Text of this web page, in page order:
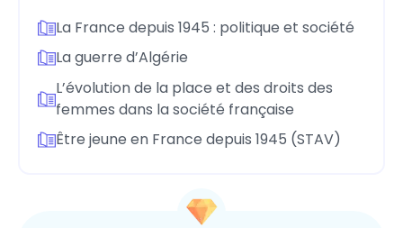
La France depuis 1945 : politique et société
La guerre d’Algérie
L’évolution de la place et des droits des
femmes dans la société française
Être jeune en France depuis 1945 (STAV)